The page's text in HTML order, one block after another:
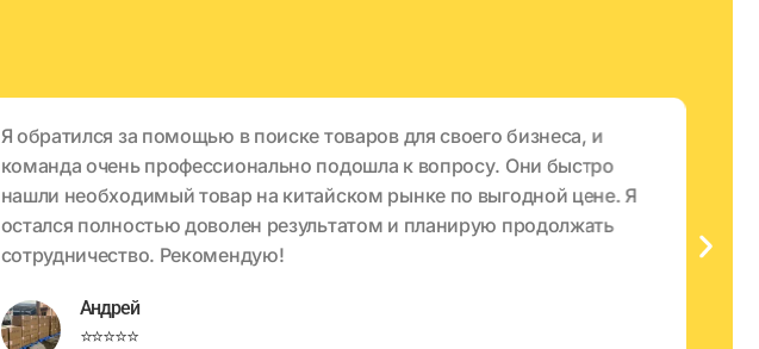
Я обратился за помощью в поиске товаров для своего бизнеса, и
команда очень профессионально подошла к вопросу. Они быстро
нашли необходимый товар на китайском рынке по выгодной цене. Я
остался полностью доволен результатом и планирую продолжать
сотрудничество. Рекомендую!
Андрей
⭐⭐⭐⭐⭐